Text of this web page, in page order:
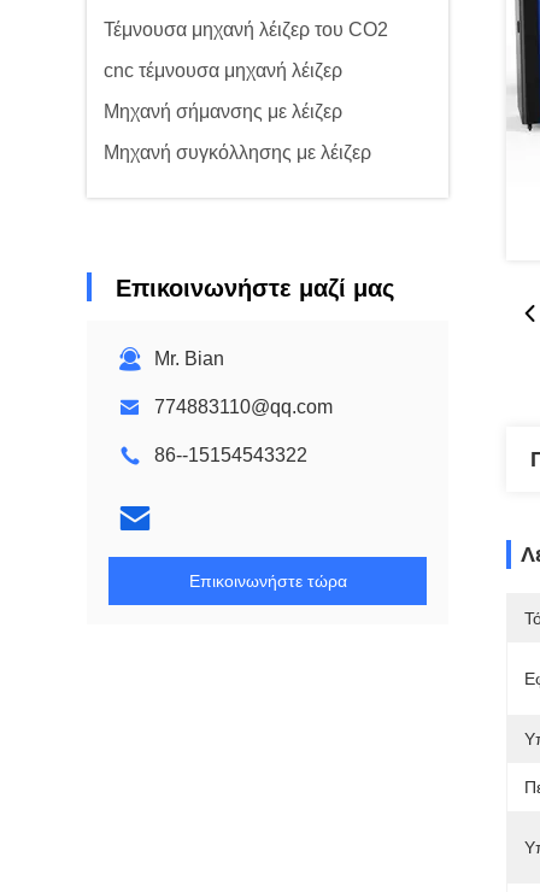
Τέμνουσα μηχανή λέιζερ του CO2
cnc τέμνουσα μηχανή λέιζερ
Μηχανή σήμανσης με λέιζερ
Μηχανή συγκόλλησης με λέιζερ
Επικοινωνήστε μαζί μας
Mr. Bian
774883110@qq.com
86--15154543322
Επικοινωνήστε τώρα